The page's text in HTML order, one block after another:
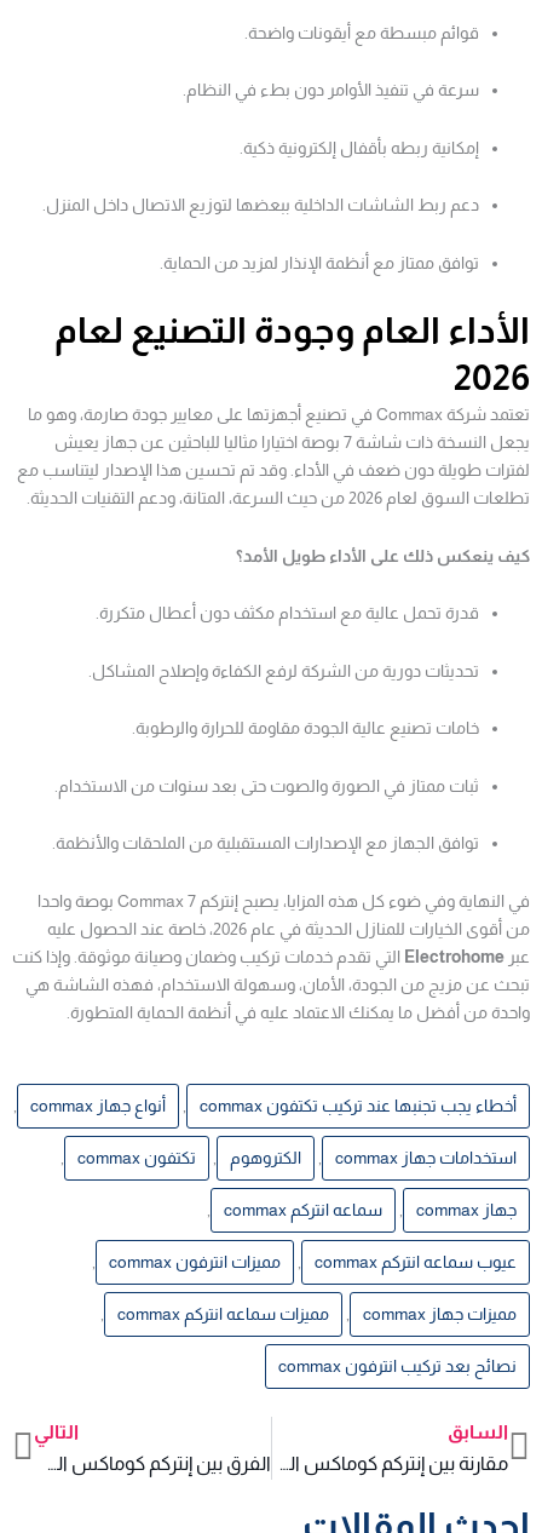
قوائم مبسطة مع أيقونات واضحة.
سرعة في تنفيذ الأوامر دون بطء في النظام.
إمكانية ربطه بأقفال إلكترونية ذكية.
دعم ربط الشاشات الداخلية ببعضها لتوزيع الاتصال داخل المنزل.
توافق ممتاز مع أنظمة الإنذار لمزيد من الحماية.
الأداء العام وجودة التصنيع لعام
2026
تعتمد شركة Commax في تصنيع أجهزتها على معايير جودة صارمة، وهو ما
يجعل النسخة ذات شاشة 7 بوصة اختيارا مثاليا للباحثين عن جهاز يعيش
لفترات طويلة دون ضعف في الأداء. وقد تم تحسين هذا الإصدار ليتناسب مع
تطلعات السوق لعام 2026 من حيث السرعة، المتانة، ودعم التقنيات الحديثة.
كيف ينعكس ذلك على الأداء طويل الأمد؟
قدرة تحمل عالية مع استخدام مكثف دون أعطال متكررة.
تحديثات دورية من الشركة لرفع الكفاءة وإصلاح المشاكل.
خامات تصنيع عالية الجودة مقاومة للحرارة والرطوبة.
ثبات ممتاز في الصورة والصوت حتى بعد سنوات من الاستخدام.
توافق الجهاز مع الإصدارات المستقبلية من الملحقات والأنظمة.
في النهاية وفي ضوء كل هذه المزايا، يصبح إنتركم Commax 7 بوصة واحدا
من أقوى الخيارات للمنازل الحديثة في عام 2026، خاصة عند الحصول عليه
عبر Electrohome التي تقدم خدمات تركيب وضمان وصيانة موثوقة. وإذا كنت
تبحث عن مزيج من الجودة، الأمان، وسهولة الاستخدام، فهذه الشاشة هي
واحدة من أفضل ما يمكنك الاعتماد عليه في أنظمة الحماية المتطورة.
أخطاء يجب تجنبها عند تركيب تكتفون commax أنواع جهاز commax
استخدامات جهاز commax الكتروهوم تكتفون commax
جهاز commax سماعه انتركم commax
عيوب سماعه انتركم commax مميزات انترفون commax
مميزات جهاز commax مميزات سماعه انتركم commax
نصائح بعد تركيب انترفون commax
Prev
السابق
مقارنة بين إنتركم كوماكس الصوتي والمرئي متى تختار الصوتي؟ ومتى تحتاج المرئي؟
التالي
الفرق بين إنتركم كوماكس الصوتي العادي وديجيتال